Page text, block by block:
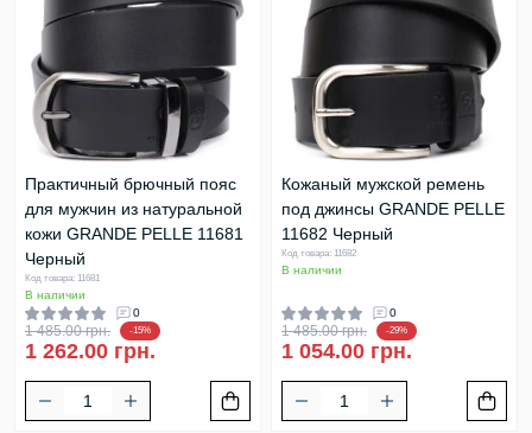
Практичный брючный пояс
для мужчин из натуральной
кожи GRANDE PELLE 11681
Черный
Код товара: 11681
В наличии
0
1 485.00 грн. -15%
1 262.00 грн.
Кожаный мужской ремень
под джинсы GRANDE PELLE
11682 Черный
Код товара: 11682
В наличии
0
1 485.00 грн. -29%
1 054.00 грн.